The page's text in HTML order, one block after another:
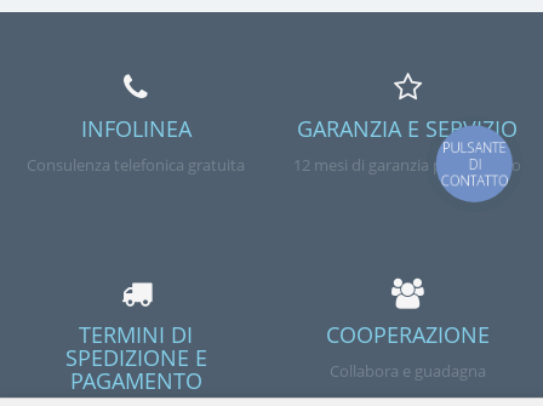
INFOLINEA
Consulenza telefonica gratuita
GARANZIA E SERVIZIO
12 mesi di garanzia per l'articolo
TERMINI DI
SPEDIZIONE E
PAGAMENTO
COOPERAZIONE
Collabora e guadagna
PULSANTE
DI
CONTATTO